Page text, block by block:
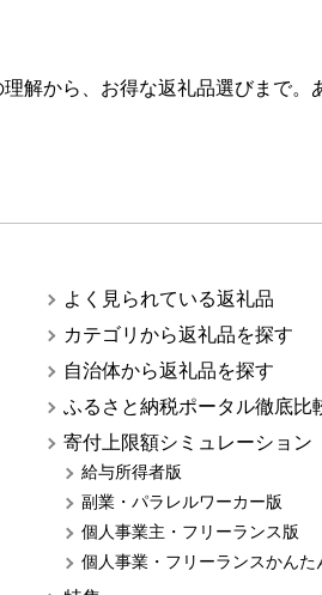
解から、お得な返礼品選びまで。
よく見られている返礼品
カテゴリから返礼品を探す
自治体から返礼品を探す
ふるさと納税ポータル徹底比
寄付上限額シミュレーション
給与所得者版
副業・パラレルワーカー版
個人事業主・フリーランス版
個人事業・フリーランスかんた